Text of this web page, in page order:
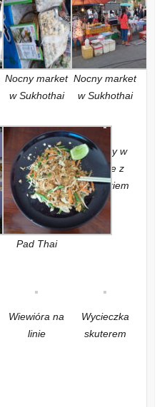
Nocny market
w Sukhothai
Nocny market
w Sukhothai
Pad Thai
Banany w
cieście z
mleczkiem
Wiewióra na
linie
Wycieczka
skuterem